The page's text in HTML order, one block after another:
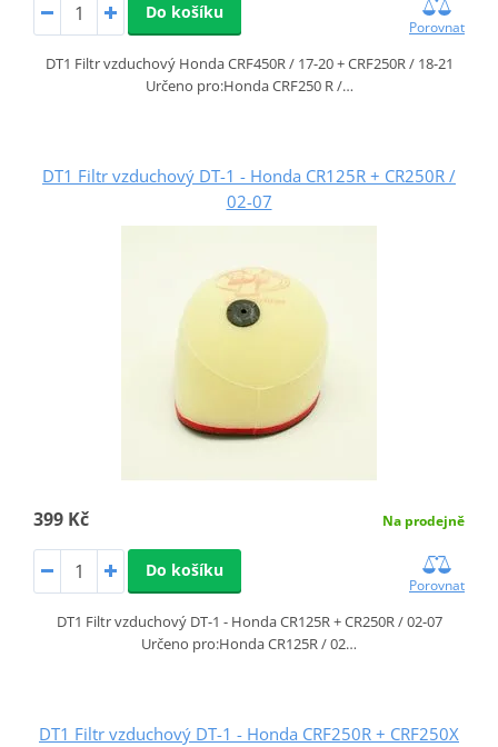
Do košíku
Porovnat
DT1 Filtr vzduchový Honda CRF450R / 17-20 + CRF250R / 18-21
Určeno pro:Honda CRF250 R /…
DT1 Filtr vzduchový DT-1 - Honda CR125R + CR250R /
02-07
399 Kč Na prodejně
Do košíku
Porovnat
DT1 Filtr vzduchový DT-1 - Honda CR125R + CR250R / 02-07
Určeno pro:Honda CR125R / 02…
DT1 Filtr vzduchový DT-1 - Honda CRF250R + CRF250X